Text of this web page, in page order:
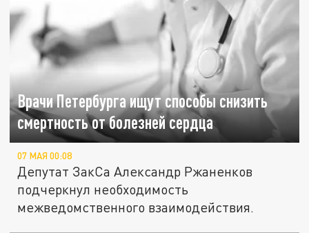
Врачи Петербурга ищут способы снизить
смертность от болезней сердца
07 МАЯ 00:08
Депутат ЗакСа Александр Ржаненков
подчеркнул необходимость
межведомственного взаимодействия.